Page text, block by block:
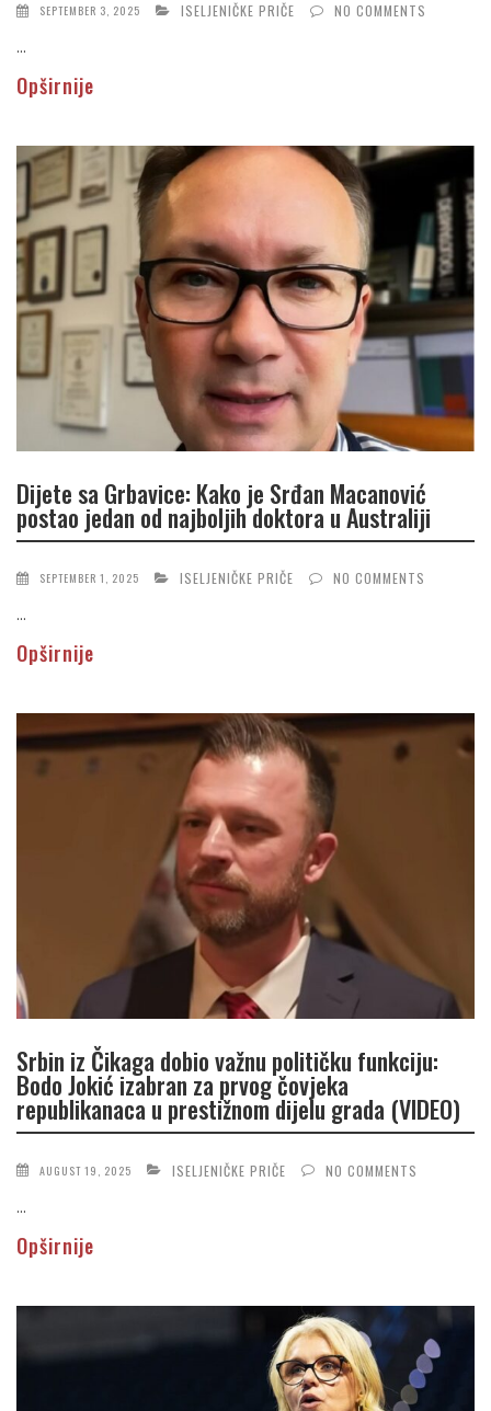
SEPTEMBER 3, 2025 ISELJENIČKE PRIČE NO COMMENTS
...
Opširnije
Dijete sa Grbavice: Kako je Srđan Macanović
postao jedan od najboljih doktora u Australiji
SEPTEMBER 1, 2025 ISELJENIČKE PRIČE NO COMMENTS
...
Opširnije
Srbin iz Čikaga dobio važnu političku funkciju:
Bodo Jokić izabran za prvog čovjeka
republikanaca u prestižnom dijelu grada (VIDEO)
AUGUST 19, 2025 ISELJENIČKE PRIČE NO COMMENTS
...
Opširnije